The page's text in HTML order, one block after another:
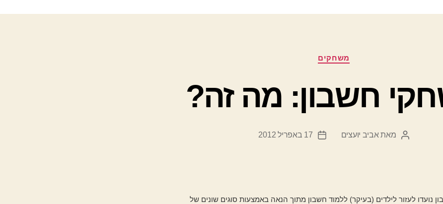
קטגוריות
משחקים
חשבון: מה זה?
המחבר
מאתאביב יועצים
תאריך
17 באפריל 2012
נועדו לעזור לילדים (בעיקר) ללמוד חשבון מתוך הנאה באמצעות סוגים שונים של